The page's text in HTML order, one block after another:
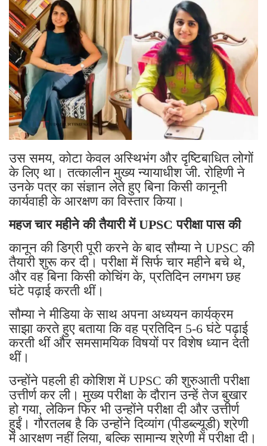
उस समय, कोटा केवल अस्थिभंग और दृष्टिबाधित लोगों
के लिए था। तत्कालीन मुख्य न्यायाधीश जी. रोहिणी ने
उनके पत्र का संज्ञान लेते हुए बिना किसी कानूनी
कार्यवाही के आरक्षण का विस्तार किया।
महज चार महीने की तैयारी में UPSC परीक्षा पास की
कानून की डिग्री पूरी करने के बाद सौम्या ने UPSC की
तैयारी शुरू कर दी। परीक्षा में सिर्फ चार महीने बचे थे,
और वह बिना किसी कोचिंग के, प्रतिदिन लगभग छह
घंटे पढ़ाई करती थीं।
सौम्या ने मीडिया के साथ अपना अध्ययन कार्यक्रम
साझा करते हुए बताया कि वह प्रतिदिन 5-6 घंटे पढ़ाई
करती थीं और समसामयिक विषयों पर विशेष ध्यान देती
थीं।
उन्होंने पहली ही कोशिश में UPSC की शुरुआती परीक्षा
उत्तीर्ण कर ली। मुख्य परीक्षा के दौरान उन्हें तेज बुखार
हो गया, लेकिन फिर भी उन्होंने परीक्षा दी और उत्तीर्ण
हुईं। गौरतलब है कि उन्होंने दिव्यांग (पीडब्ल्यूडी) श्रेणी
में आरक्षण नहीं लिया, बल्कि सामान्य श्रेणी में परीक्षा दी।